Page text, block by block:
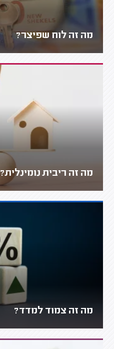
מה זה לוח שפיצר?
מה זה ריבית נומינלית?
מה זה צמוד למדד?